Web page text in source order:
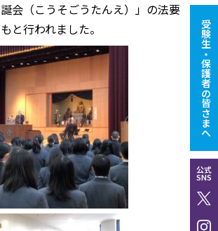
受験生・保護者の皆さまへ
公式
SNS
会（こうそごうたんえ）」の法要
と行われました。